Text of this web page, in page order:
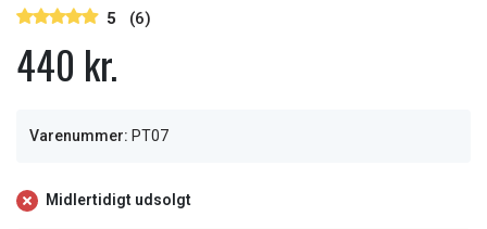
5 (6)
440 kr.
Varenummer: PT07
Midlertidigt udsolgt